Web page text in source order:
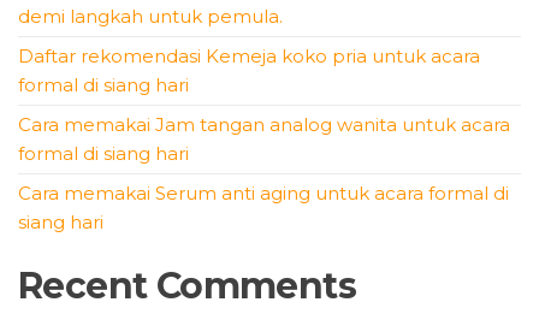
demi langkah untuk pemula.
Daftar rekomendasi Kemeja koko pria untuk acara
formal di siang hari
Cara memakai Jam tangan analog wanita untuk acara
formal di siang hari
Cara memakai Serum anti aging untuk acara formal di
siang hari
Recent Comments